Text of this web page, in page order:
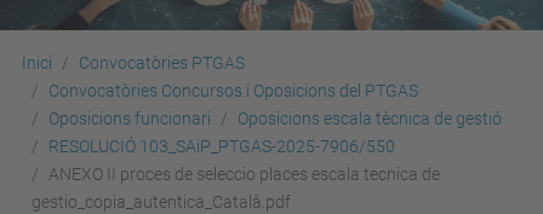
Inici
Convocatòries PTGAS
Convocatòries Concursos i Oposicions del PTGAS
Oposicions funcionari
Oposicions escala tècnica de gestió
RESOLUCIÓ 103_SAiP_PTGAS-2025-7906/550
ANEXO II proces de seleccio places escala tecnica de
gestio_copia_autentica_Català.pdf